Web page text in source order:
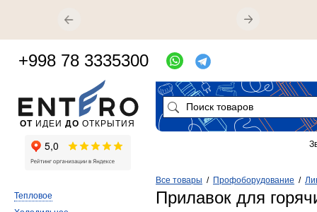
Все товары / Профоборудование /
Прилавок для
Тепловое
ОТ ИДЕИ ДО ОТКРЫТИЯ
+998 78 3335300